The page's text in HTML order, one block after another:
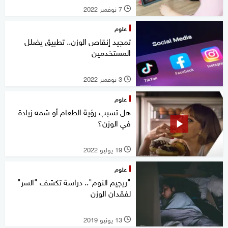
l 7 نوفمبر 2022
علوم
تمجيد إنقاص الوزن.. تطبيق يضلل
المستخدمين
l 3 نوفمبر 2022
علوم
هل تسبب رؤية الطعام أو شمه زيادة
في الوزن؟
l 19 يوليو 2022
علوم
"ريجيم النوم".. دراسة تكشف "السر"
لفقدان الوزن
l 13 يونيو 2019